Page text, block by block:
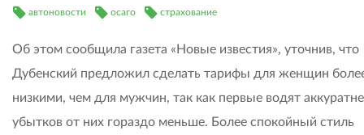
автоновости осаго страхование
Об этом сообщила газета «Новые известия», уточнив, что
Дубенский предложил сделать тарифы для женщин
низкими, чем для мужчин, так как первые водят
убытков от них гораздо меньше. Более спокойный стиль